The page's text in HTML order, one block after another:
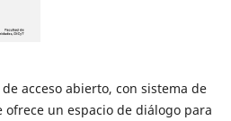
acceso abierto, con sistema de
un espacio de diálogo para